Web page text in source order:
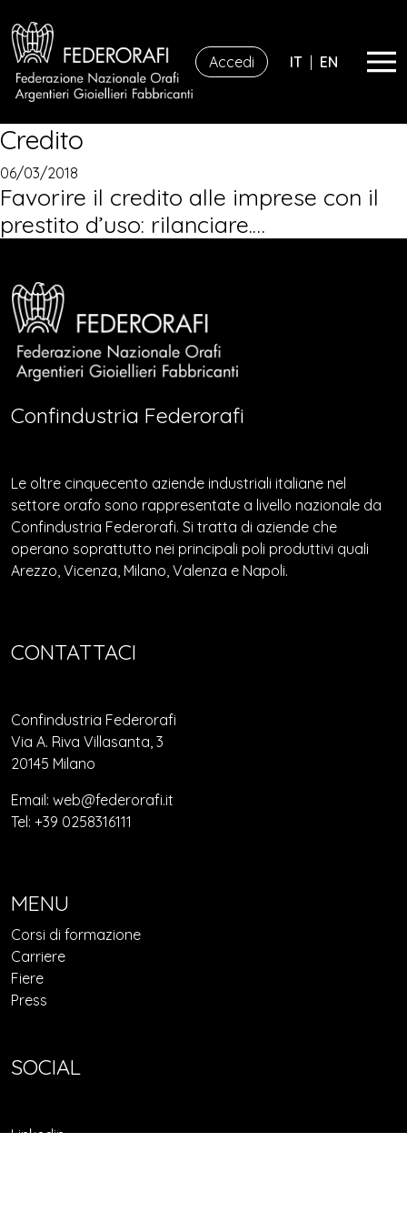
Accedi IT | EN
Credito
06/03/2018
Favorire il credito alle imprese con il
prestito d’uso: rilanciare.…
Confindustria Federorafi
Le oltre cinquecento aziende industriali italiane nel
settore orafo sono rappresentate a livello nazionale da
Confindustria Federorafi. Si tratta di aziende che
operano soprattutto nei principali poli produttivi quali
Arezzo, Vicenza, Milano, Valenza e Napoli.
CONTATTACI
Confindustria Federorafi
Via A. Riva Villasanta, 3
20145 Milano
Email: web@federorafi.it
Tel: +39 0258316111
MENU
Corsi di formazione
Carriere
Fiere
Press
SOCIAL
Linkedin